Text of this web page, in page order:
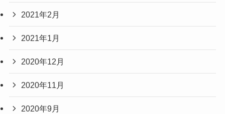
2021年2月
2021年1月
2020年12月
2020年11月
2020年9月